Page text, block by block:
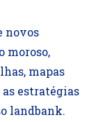
novos
moroso,
mapas
estratégias
landbank.